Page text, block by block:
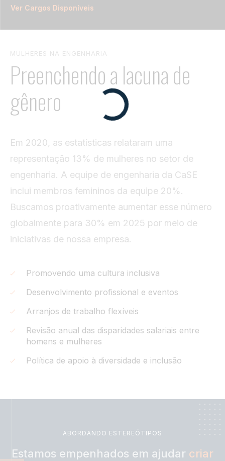
Ver Cargos Disponíveis
MULHERES NA ENGENHARIA
Preenchendo a lacuna de
gênero
Em 2020, as estatísticas relataram uma
representação 13% de mulheres no setor de
engenharia. A equipe de engenharia da CaSE
inclui membros femininos da equipe 20%.
Buscamos proativamente aumentar esse número
globalmente para 30% em 2025 por meio de
iniciativas de nossa empresa.
Promovendo uma cultura inclusiva
Desenvolvimento profissional e eventos
Arranjos de trabalho flexíveis
Revisão anual das disparidades salariais entre
homens e mulheres
Política de apoio à diversidade e inclusão
ABORDANDO ESTEREÓTIPOS
Estamos empenhados em ajudar criar